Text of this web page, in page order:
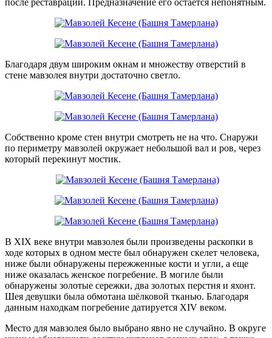
Благодаря двум широким окнам и множеству отверстий в
стене мавзолея внутри достаточно светло.
Собственно кроме стен внутри смотреть не на что. Снаружи
по периметру мавзолей окружает небольшой вал и ров, через
который перекинут мостик.
В XIX веке внутри мавзолея были произведены раскопки в
ходе которых в одном месте был обнаружен скелет человека,
ниже были обнаружены пережженные кости и угли, а еще
ниже оказалась женское погребение. В могиле были
обнаружены золотые сережки, два золотых перстня и яхонт.
Шея девушки была обмотана шёлковой тканью. Благодаря
данным находкам погребение датируется XIV веком.
Место для мавзолея было выбрано явно не случайно. В округе